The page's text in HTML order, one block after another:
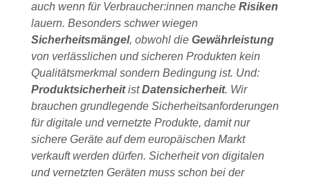
auch wenn für Verbraucher:innen manche Risiken
lauern. Besonders schwer wiegen
Sicherheitsmängel, obwohl die Gewährleistung
von verlässlichen und sicheren Produkten kein
Qualitätsmerkmal sondern Bedingung ist. Und:
ProduktsicherheitistDatensicherheit. Wir
brauchen grundlegende Sicherheitsanforderungen
für digitale und vernetzte Produkte, damit nur
sichere Geräte auf dem europäischen Markt
verkauft werden dürfen. Sicherheit von digitalen
und vernetzten Geräten muss schon bei der